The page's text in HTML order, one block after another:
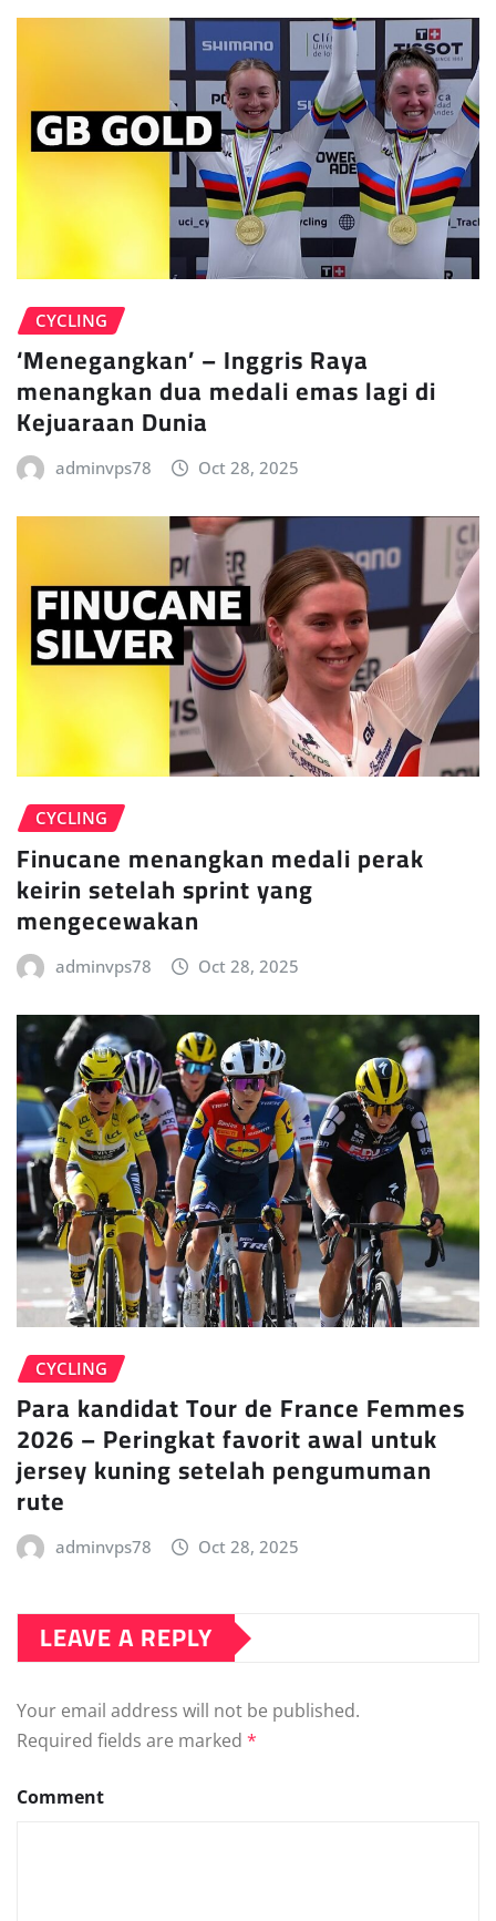
CYCLING
‘Menegangkan’ – Inggris Raya
menangkan dua medali emas lagi di
Kejuaraan Dunia
adminvps78 Oct 28, 2025
CYCLING
Finucane menangkan medali perak
keirin setelah sprint yang
mengecewakan
adminvps78 Oct 28, 2025
CYCLING
Para kandidat Tour de France Femmes
2026 – Peringkat favorit awal untuk
jersey kuning setelah pengumuman
rute
adminvps78 Oct 28, 2025
LEAVE A REPLY
Your email address will not be published.
Required fields are marked *
Comment